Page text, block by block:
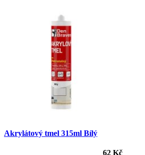
Akrylátový tmel 315ml Bílý
62 Kč